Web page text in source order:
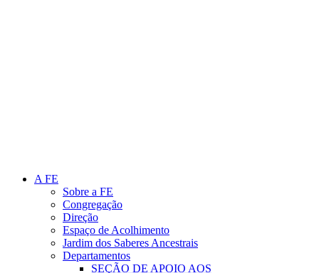
A FE
Sobre a FE
Congregação
Direção
Espaço de Acolhimento
Jardim dos Saberes Ancestrais
Departamentos
SEÇÃO DE APOIO AOS